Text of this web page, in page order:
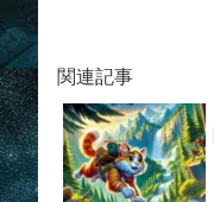
関連記事